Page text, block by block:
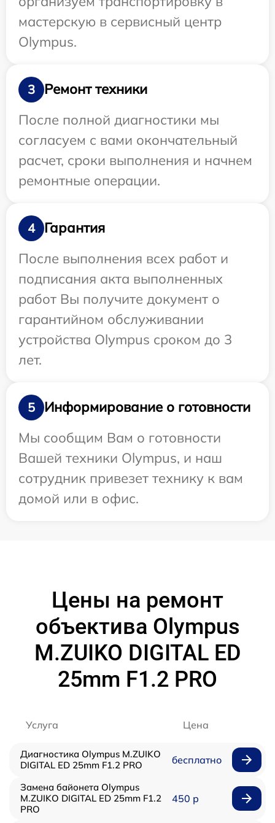
мастерскую в сервисный центр
Olympus.
3
Ремонт техники
После полной диагностики мы
согласуем с вами окончательный
расчет, сроки выполнения и начнем
ремонтные операции.
4
Гарантия
После выполнения всех работ и
подписания акта выполненных
работ Вы получите документ о
гарантийном обслуживании
устройства Olympus сроком до 3
лет.
5
Информирование о готовности
Мы сообщим Вам о готовности
Вашей техники Olympus, и наш
сотрудник привезет технику к вам
домой или в офис.
Цены на ремонт
объектива Olympus
M.ZUIKO DIGITAL ED
25mm F1.2 PRO
Услуга Цена
Диагностика Olympus M.ZUIKO
DIGITAL ED 25mm F1.2 PRO
бесплатно
Замена байонета Olympus
M.ZUIKO DIGITAL ED 25mm F1.2
PRO
450 р